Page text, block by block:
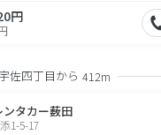
円
佐四丁目から 412m
ンタカー薮田
1-5-17